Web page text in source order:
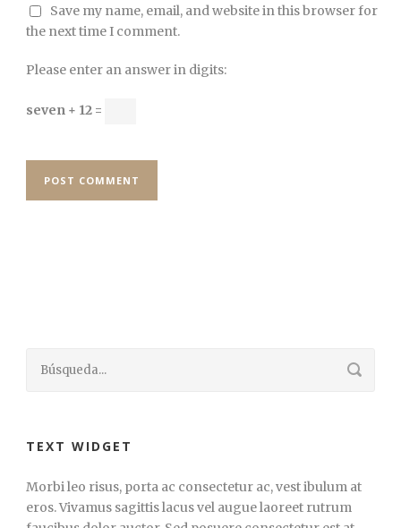
Save my name, email, and website in this browser for
the next time I comment.
Please enter an answer in digits:
seven + 12 =
TEXT WIDGET
Morbi leo risus, porta ac consectetur ac, vest ibulum at
eros. Vivamus sagittis lacus vel augue laoreet rutrum